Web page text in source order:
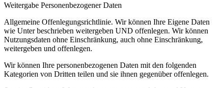
Weitergabe Personenbezogener Daten
Allgemeine Offenlegungsrichtlinie. Wir können Ihre Eigene Daten
wie Unter beschrieben weitergeben UND offenlegen. Wir können
Nutzungsdaten ohne Einschränkung, auch ohne Einschränkung,
weitergeben und offenlegen.
Wir können Ihre personenbezogenen Daten mit den folgenden
Kategorien von Dritten teilen und sie ihnen gegenüber offenlegen.